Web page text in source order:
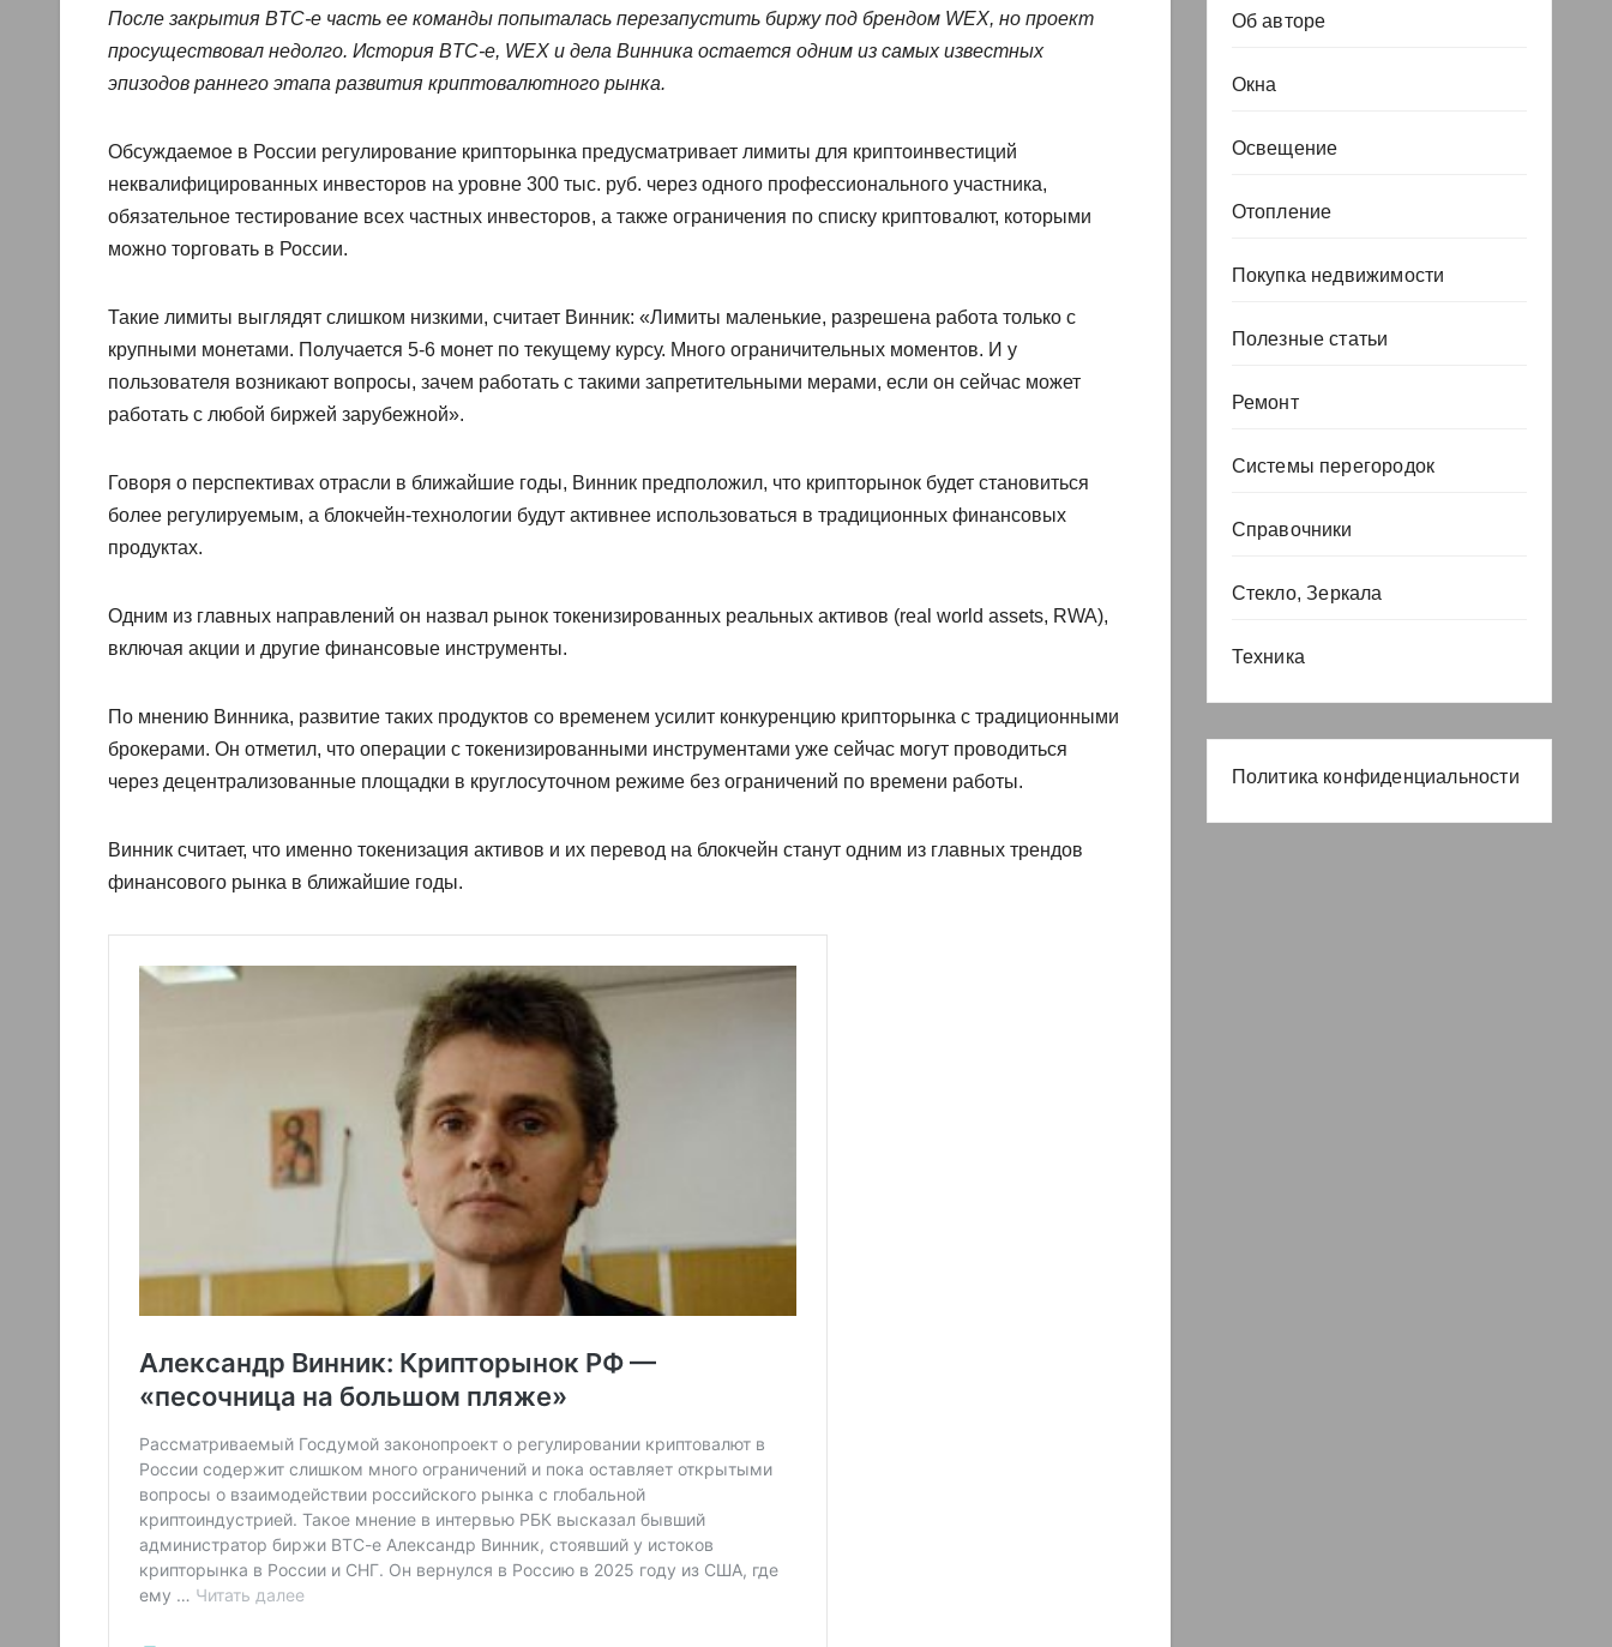
После закрытия BTC-e часть ее команды попыталась перезапустить биржу под брендом WEX, но проект
просуществовал недолго. История BTC-e, WEX и дела Винника остается одним из самых известных
эпизодов раннего этапа развития криптовалютного рынка.
Обсуждаемое в России регулирование крипторынка предусматривает лимиты для криптоинвестиций
неквалифицированных инвесторов на уровне 300 тыс. руб. через одного профессионального участника,
обязательное тестирование всех частных инвесторов, а также ограничения по списку криптовалют, которыми
можно торговать в России.
Такие лимиты выглядят слишком низкими, считает Винник: «Лимиты маленькие, разрешена работа только с
крупными монетами. Получается 5-6 монет по текущему курсу. Много ограничительных моментов. И у
пользователя возникают вопросы, зачем работать с такими запретительными мерами, если он сейчас может
работать с любой биржей зарубежной».
Говоря о перспективах отрасли в ближайшие годы, Винник предположил, что крипторынок будет становиться
более регулируемым, а блокчейн-технологии будут активнее использоваться в традиционных финансовых
продуктах.
Одним из главных направлений он назвал рынок токенизированных реальных активов (real world assets, RWA),
включая акции и другие финансовые инструменты.
По мнению Винника, развитие таких продуктов со временем усилит конкуренцию крипторынка с традиционными
брокерами. Он отметил, что операции с токенизированными инструментами уже сейчас могут проводиться
через децентрализованные площадки в круглосуточном режиме без ограничений по времени работы.
Винник считает, что именно токенизация активов и их перевод на блокчейн станут одним из главных трендов
финансового рынка в ближайшие годы.
Об авторе
Окна
Освещение
Отопление
Покупка недвижимости
Полезные статьи
Ремонт
Системы перегородок
Справочники
Стекло, Зеркала
Техника
Политика конфиденциальности